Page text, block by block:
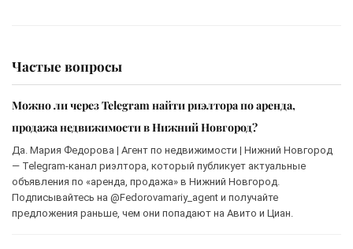
Частые вопросы
Можно ли через Telegram найти риэлтора по аренда,
продажа недвижимости в Нижний Новгород?
Да. Мария Федорова | Агент по недвижимости | Нижний Новгород
— Telegram-канал риэлтора, который публикует актуальные
объявления по «аренда, продажа» в Нижний Новгород.
Подписывайтесь на @Fedorovamariy_agent и получайте
предложения раньше, чем они попадают на Авито и Циан.